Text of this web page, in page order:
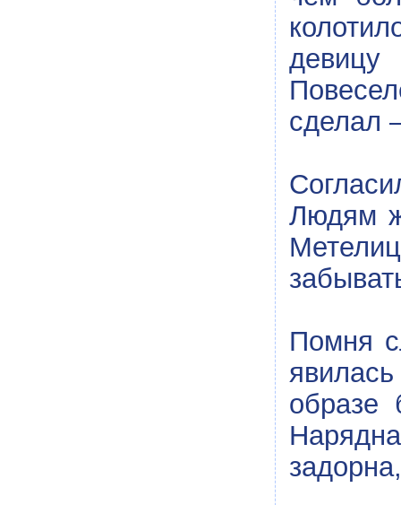
сделал
Людям
Помня
образе